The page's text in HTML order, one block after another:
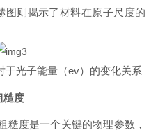
图则揭示了材料在原子尺度的
于光子能量（ev）的变化关系
糙度
糙度是一个关键的物理参数，